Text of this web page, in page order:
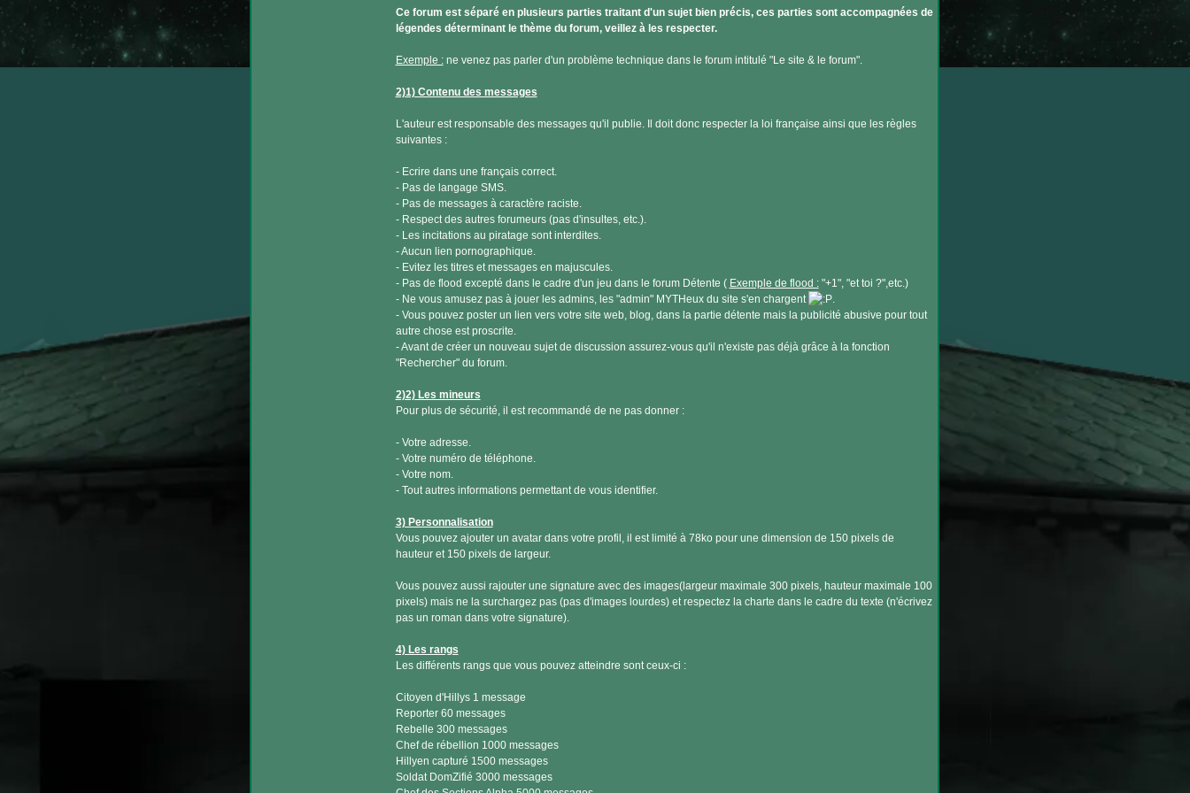
Ce forum est séparé en plusieurs parties traitant d'un sujet bien précis, ces parties sont accompagnées de
légendes déterminant le thème du forum, veillez à les respecter.
Exemple :ne venez pas parler d'un problème technique dans le forum intitulé "Le site & le forum".
2)1) Contenu des messages
L'auteur est responsable des messages qu'il publie. Il doit donc respecter la loi française ainsi que les règles
suivantes :
- Ecrire dans une français correct.
- Pas de langage SMS.
- Pas de messages à caractère raciste.
- Respect des autres forumeurs (pas d'insultes, etc.).
- Les incitations au piratage sont interdites.
- Aucun lien pornographique.
- Evitez les titres et messages en majuscules.
- Pas de flood excepté dans le cadre d'un jeu dans le forum Détente ( Exemple de flood :"+1", "et toi ?",etc.)
- Ne vous amusez pas à jouer les admins, les "admin" MYTHeux du site s'en chargent
.
- Vous pouvez poster un lien vers votre site web, blog, dans la partie détente mais la publicité abusive pour tout
autre chose est proscrite.
- Avant de créer un nouveau sujet de discussion assurez-vous qu'il n'existe pas déjà grâce à la fonction
"Rechercher" du forum.
2)2) Les mineurs
Pour plus de sécurité, il est recommandé de ne pas donner :
- Votre adresse.
- Votre numéro de téléphone.
- Votre nom.
- Tout autres informations permettant de vous identifier.
3) Personnalisation
Vous pouvez ajouter un avatar dans votre profil, il est limité à 78ko pour une dimension de 150 pixels de
hauteur et 150 pixels de largeur.
Vous pouvez aussi rajouter une signature avec des images(largeur maximale 300 pixels, hauteur maximale 100
pixels) mais ne la surchargez pas (pas d'images lourdes) et respectez la charte dans le cadre du texte (n'écrivez
pas un roman dans votre signature).
4) Les rangs
Les différents rangs que vous pouvez atteindre sont ceux-ci :
Citoyen d'Hillys 1 message
Reporter 60 messages
Rebelle 300 messages
Chef de rébellion 1000 messages
Hillyen capturé 1500 messages
Soldat DomZifié 3000 messages